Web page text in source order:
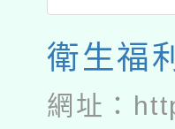
衛生福
網址：